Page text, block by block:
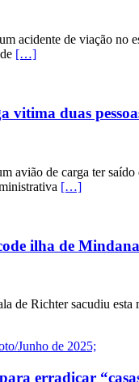
acidente de viação no
[…]
vitima duas
avião de carga ter
[…]
ilha de
de Richter sacudiu
erradicar